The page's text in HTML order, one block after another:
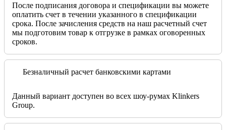
После подписания договора и спецификации вы можете
оплатить счет в течении указанного в спецификации
срока. После зачисления средств на наш расчетный счет
мы подготовим товар к отгрузке в рамках оговоренных
сроков.
Безналичный расчет банковскими картами
Данный вариант доступен во всех шоу-румах Klinkers
Group.